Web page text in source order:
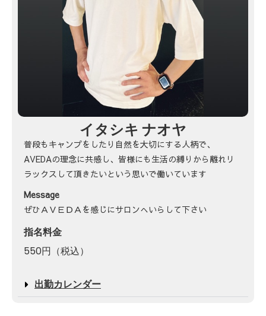
イタシキ ナオヤ
普段もキャンプをしたり自然を大切にする人柄で、
AVEDAの理念に共感し、皆様にも生活の縛りから離れリ
ラックスして頂きたいという思いで働いています
Message
ぜひＡＶＥＤＡを感じにサロンへいらして下さい
指名料金
550円（税込）
出勤カレンダー